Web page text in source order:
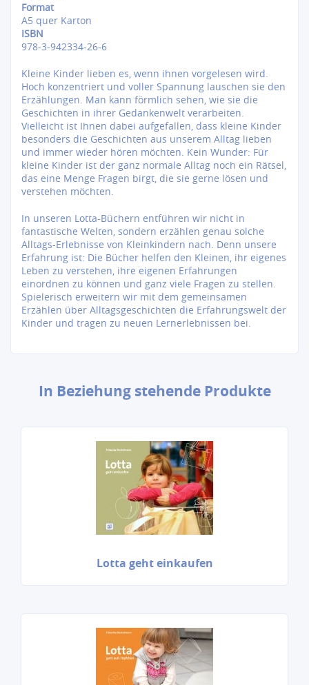
Format
A5 quer Karton
ISBN
978-3-942334-26-6
Kleine Kinder lieben es, wenn ihnen vorgelesen wird.
Hoch konzentriert und voller Spannung lauschen sie den
Erzählungen. Man kann förmlich sehen, wie sie die
Geschichten in ihrer Gedankenwelt verarbeiten.
Vielleicht ist Ihnen dabei aufgefallen, dass kleine Kinder
besonders die Geschichten aus unserem Alltag lieben
und immer wieder hören möchten. Kein Wunder: Für
kleine Kinder ist der ganz normale Alltag noch ein Rätsel,
das eine Menge Fragen birgt, die sie gerne lösen und
verstehen möchten.
In unseren Lotta-Büchern entführen wir nicht in
fantastische Welten, sondern erzählen genau solche
Alltags-Erlebnisse von Kleinkindern nach. Denn unsere
Erfahrung ist: Die Bücher helfen den Kleinen, ihr eigenes
Leben zu verstehen, ihre eigenen Erfahrungen
einordnen zu können und ganz viele Fragen zu stellen.
Spielerisch erweitern wir mit dem gemeinsamen
Erzählen über Alltagsgeschichten die Erfahrungswelt der
Kinder und tragen zu neuen Lernerlebnissen bei.
In Beziehung stehende Produkte
Lotta geht einkaufen